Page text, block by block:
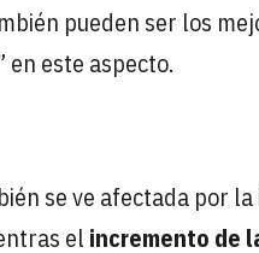
pueden ser los
en este aspecto.
se ve afectada por
el incremento de